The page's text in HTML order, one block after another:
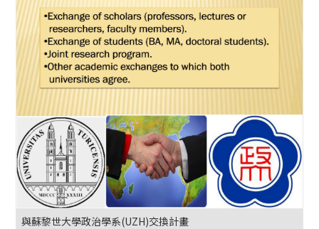
與蘇黎世大學政治學系(UZH)交換計畫